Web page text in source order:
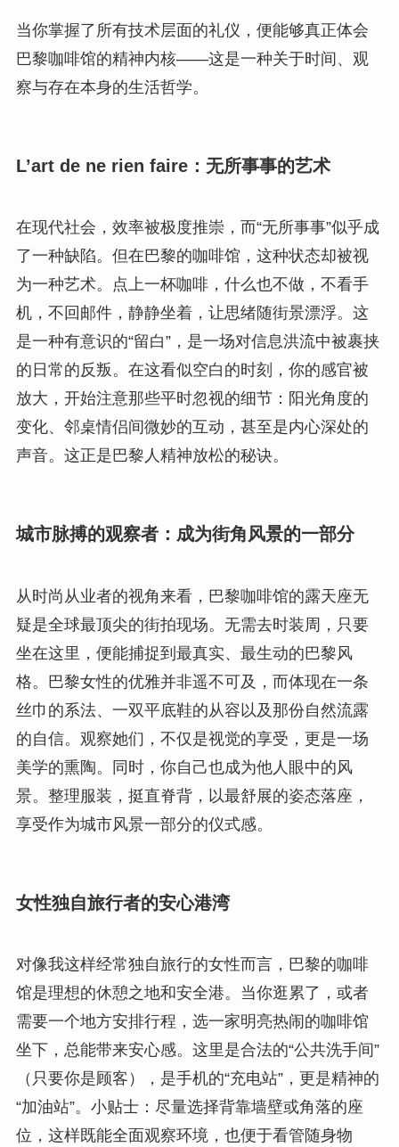
当你掌握了所有技术层面的礼仪，便能够真正体会
巴黎咖啡馆的精神内核——这是一种关于时间、观
察与存在本身的生活哲学。
L’art de ne rien faire：无所事事的艺术
在现代社会，效率被极度推崇，而“无所事事”似乎成
了一种缺陷。但在巴黎的咖啡馆，这种状态却被视
为一种艺术。点上一杯咖啡，什么也不做，不看手
机，不回邮件，静静坐着，让思绪随街景漂浮。这
是一种有意识的“留白”，是一场对信息洪流中被裹挟
的日常的反叛。在这看似空白的时刻，你的感官被
放大，开始注意那些平时忽视的细节：阳光角度的
变化、邻桌情侣间微妙的互动，甚至是内心深处的
声音。这正是巴黎人精神放松的秘诀。
城市脉搏的观察者：成为街角风景的一部分
从时尚从业者的视角来看，巴黎咖啡馆的露天座无
疑是全球最顶尖的街拍现场。无需去时装周，只要
坐在这里，便能捕捉到最真实、最生动的巴黎风
格。巴黎女性的优雅并非遥不可及，而体现在一条
丝巾的系法、一双平底鞋的从容以及那份自然流露
的自信。观察她们，不仅是视觉的享受，更是一场
美学的熏陶。同时，你自己也成为他人眼中的风
景。整理服装，挺直脊背，以最舒展的姿态落座，
享受作为城市风景一部分的仪式感。
女性独自旅行者的安心港湾
对像我这样经常独自旅行的女性而言，巴黎的咖啡
馆是理想的休憩之地和安全港。当你逛累了，或者
需要一个地方安排行程，选一家明亮热闹的咖啡馆
坐下，总能带来安心感。这里是合法的“公共洗手间”
（只要你是顾客），是手机的“充电站”，更是精神的
“加油站”。小贴士：尽量选择背靠墙壁或角落的座
位，这样既能全面观察环境，也便于看管随身物